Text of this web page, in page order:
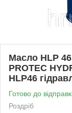
Масло HLP 46
PROTEC
HLP46
Готово до
Роздріб